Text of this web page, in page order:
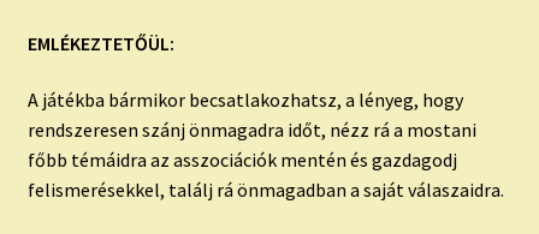
EMLÉKEZTETŐÜL:
A játékba bármikor becsatlakozhatsz, a lényeg, hogy
rendszeresen szánj önmagadra időt, nézz rá a mostani
főbb témáidra az asszociációk mentén és gazdagodj
felismerésekkel, találj rá önmagadban a saját válaszaidra.